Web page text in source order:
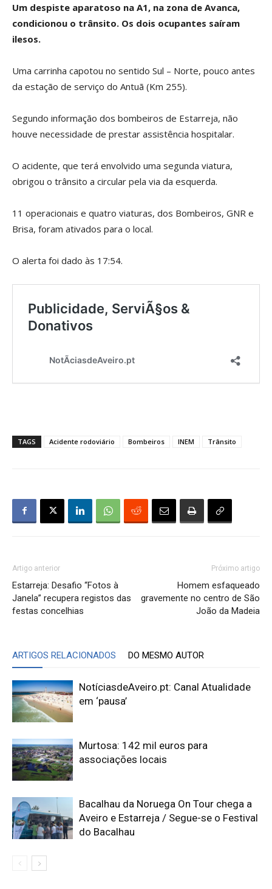
Um despiste aparatoso na A1, na zona de Avanca,
condicionou o trânsito. Os dois ocupantes saíram
ilesos.
Uma carrinha capotou no sentido Sul – Norte, pouco antes
da estação de serviço do Antuã (Km 255).
Segundo informação dos bombeiros de Estarreja, não
houve necessidade de prestar assistência hospitalar.
O acidente, que terá envolvido uma segunda viatura,
obrigou o trânsito a circular pela via da esquerda.
11 operacionais e quatro viaturas, dos Bombeiros, GNR e
Brisa, foram ativados para o local.
O alerta foi dado às 17:54.
TAGS Acidente rodoviário Bombeiros INEM Trânsito
Artigo anterior
Estarreja: Desafio “Fotos à
Janela” recupera registos das
festas concelhias
Próximo artigo
Homem esfaqueado
gravemente no centro de São
João da Madeia
ARTIGOS RELACIONADOS DO MESMO AUTOR
NotíciasdeAveiro.pt: Canal Atualidade
em ‘pausa’
Murtosa: 142 mil euros para
associações locais
Bacalhau da Noruega On Tour chega a
Aveiro e Estarreja / Segue-se o Festival
do Bacalhau